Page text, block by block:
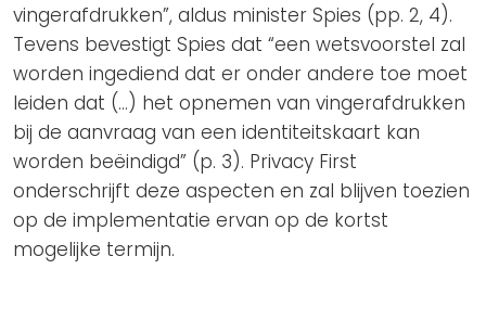
vingerafdrukken”, aldus minister Spies (pp. 2, 4).
Tevens bevestigt Spies dat “een wetsvoorstel zal
worden ingediend dat er onder andere toe moet
leiden dat (…) het opnemen van vingerafdrukken
bij de aanvraag van een identiteitskaart kan
worden beëindigd” (p. 3). Privacy First
onderschrijft deze aspecten en zal blijven toezien
op de implementatie ervan op de kortst
mogelijke termijn.